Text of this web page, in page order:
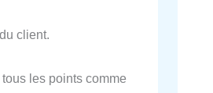
client.
les points comme